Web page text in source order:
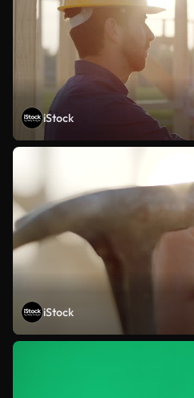
iStock
iStock